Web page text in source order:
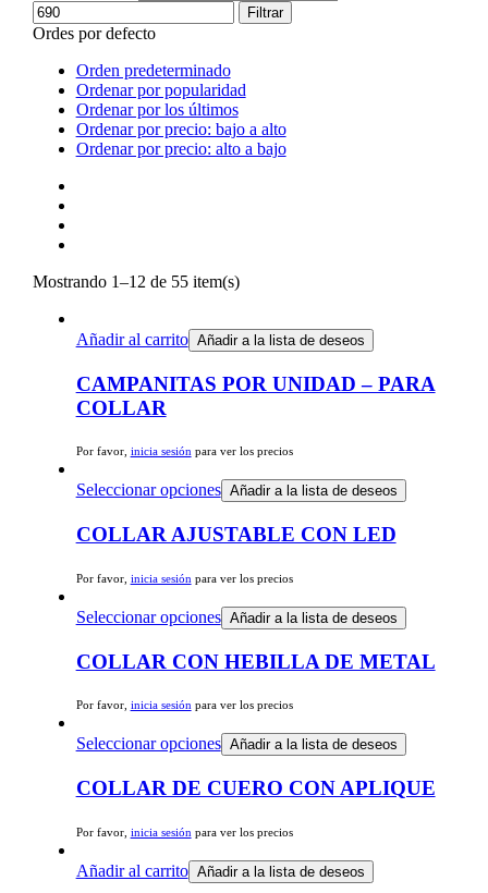
Filtrar
Ordes por defecto
Orden predeterminado
Ordenar por popularidad
Ordenar por los últimos
Ordenar por precio: bajo a alto
Ordenar por precio: alto a bajo
Mostrando 1–12 de 55 item(s)
Añadir al carrito Añadir a la lista de deseos
CAMPANITAS POR UNIDAD – PARA
COLLAR
Por favor, inicia sesiónpara ver los precios
Seleccionar opciones Añadir a la lista de deseos
COLLAR AJUSTABLE CON LED
Por favor, inicia sesión para ver los precios
Seleccionar opciones Añadir a la lista de deseos
COLLAR CON HEBILLA DE METAL
Por favor, inicia sesión para ver los precios
Seleccionar opciones Añadir a la lista de deseos
COLLAR DE CUERO CON APLIQUE
Por favor, inicia sesión para ver los precios
Añadir al carrito Añadir a la lista de deseos